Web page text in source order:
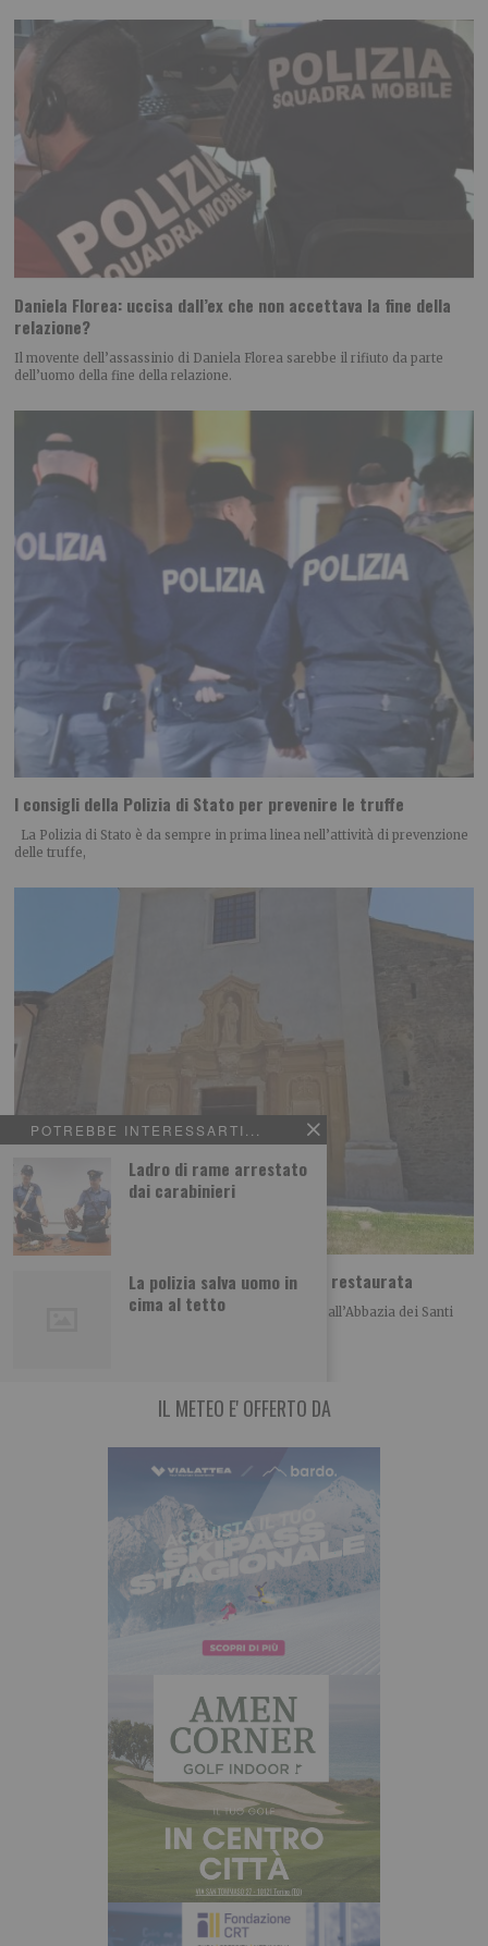
POTREBBE INTERESSARTI...
Ladro di rame arrestato
dai carabinieri
La polizia salva uomo in
cima al tetto
Daniela Florea: uccisa dall’ex che non accettava la fine della
relazione?
Il movente dell’assassinio di Daniela Florea sarebbe il rifiuto da parte
dell’uomo della fine della relazione.
I consigli della Polizia di Stato per prevenire le truffe
La Polizia di Stato è da sempre in prima linea nell’attività di prevenzione
delle truffe,
Abbazia di Novalesa, nuova scala e facciata restaurata
Nell’anno del 1300° anniversario della fondazione, all’Abbazia dei Santi
IL METEO E' OFFERTO DA